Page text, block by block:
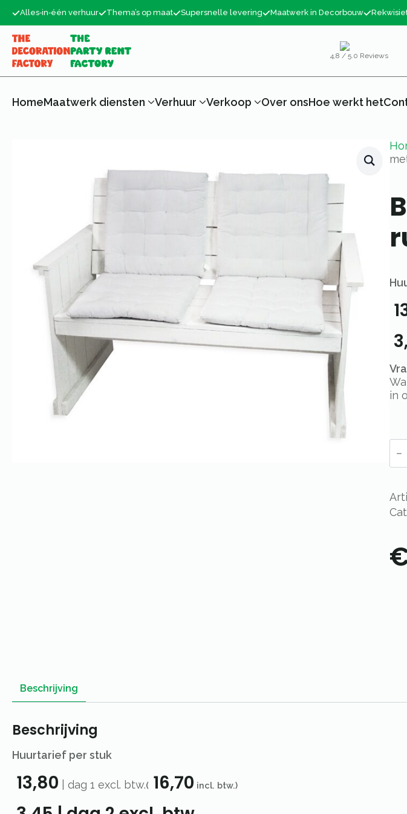
Alles‑in‑één verhuur Thema’s op maat Supersnelle levering Maatwerk in Decorbouw
4,8 / 5.0 Reviews
HomeMaatwerk diensten Verhuur Verkoop Over onsHoe werkt het
in
wit
2-
zits
Beschrijving
Beschrijving
Huurtarief per stuk
13,80 dag 1 excl. btw.( 16,70 incl. btw.)